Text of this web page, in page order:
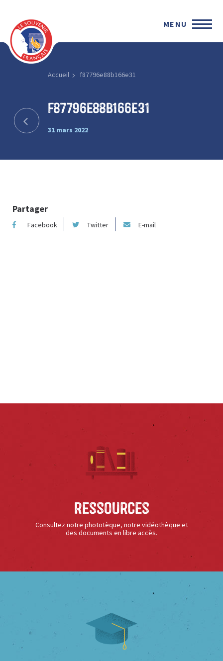
MENU
Accueil f87796e88b166e31
f87796e88b166e31
31 mars 2022
Partager
Facebook Twitter E-mail
Ressources
Consultez notre phototèque, notre vidéothèque et
des documents en libre accès.